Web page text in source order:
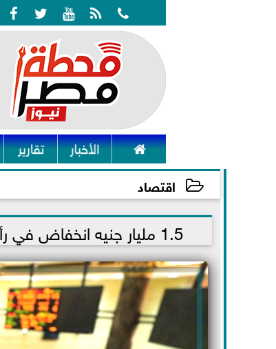
    
 الأخبار تقارير
اقتصاد
2021-09-27 11:57:011.5 مليار جنيه انخفاض في رأس المال السوقي في مستهل تعاملات البورصة الإثنين